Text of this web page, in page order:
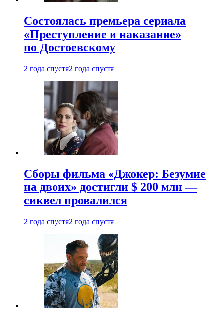
Состоялась премьера сериала
«Преступление и наказание»
по Достоевскому
2 года спустя2 года спустя
Сборы фильма «Джокер: Безумие
на двоих» достигли $ 200 млн —
сиквел провалился
2 года спустя2 года спустя